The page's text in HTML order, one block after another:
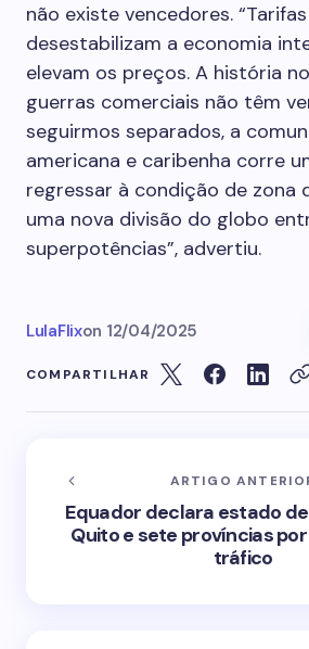
não existe vencedores.
desestabilizam a economia
elevam os preços. A história
guerras comerciais não têm
seguirmos separados, a
americana e caribenha corre
regressar à condição de zona
uma nova divisão do globo
superpotências”, advertiu.
LulaFlixon 12/04/2025
COMPARTILHAR
ARTIGO
Equador declara estado
Quito e sete províncias
tráfico